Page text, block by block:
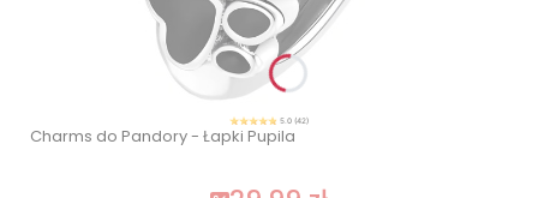
5.0 (42)
Charms do Pandory - Łapki Pupila